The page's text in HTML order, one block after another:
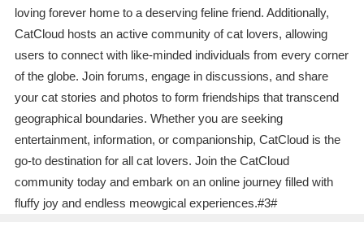
loving forever home to a deserving feline friend. Additionally,
CatCloud hosts an active community of cat lovers, allowing
users to connect with like-minded individuals from every corner
of the globe. Join forums, engage in discussions, and share
your cat stories and photos to form friendships that transcend
geographical boundaries. Whether you are seeking
entertainment, information, or companionship, CatCloud is the
go-to destination for all cat lovers. Join the CatCloud
community today and embark on an online journey filled with
fluffy joy and endless meowgical experiences.#3#